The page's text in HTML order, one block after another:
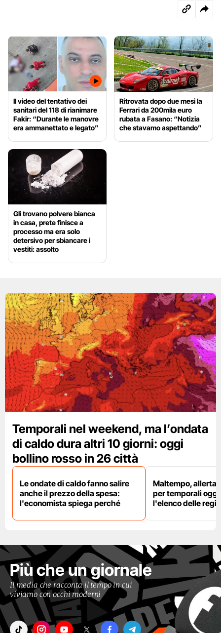
Il video del tentativo dei
sanitari del 118 di rianimare
Fakir: “Durante le manovre
era ammanettato e legato”
Ritrovata dopo due mesi la
Ferrari da 200mila euro
rubata a Fasano: “Notizia
che stavamo aspettando”
Gli trovano polvere bianca
in casa, prete finisce a
processo ma era solo
detersivo per sbiancare i
vestiti: assolto
Temporali nel weekend, ma l’ondata
di caldo dura altri 10 giorni: oggi
bollino rosso in 26 città
Le ondate di caldo fanno salire
anche il prezzo della spesa:
l'economista spiega perché
Maltempo, allerta
per temporali oggi
l'elenco delle
Più che un giornale
Il media che racconta il tempo in cui
viviamo con occhi moderni